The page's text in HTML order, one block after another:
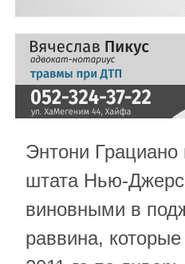
Энтони
штата Нью-
виновными в
раввина,